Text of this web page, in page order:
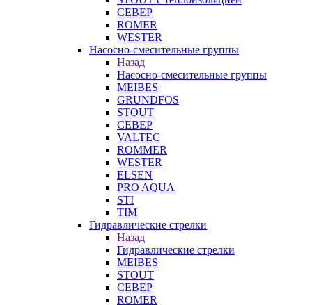
СЕВЕР
ROMER
WESTER
Насосно-смесительные группы
Назад
Насосно-смесительные группы
MEIBES
GRUNDFOS
STOUT
СЕВЕР
VALTEC
ROMMER
WESTER
ELSEN
PRO AQUA
STI
TIM
Гидравлические стрелки
Назад
Гидравлические стрелки
MEIBES
STOUT
СЕВЕР
ROMER